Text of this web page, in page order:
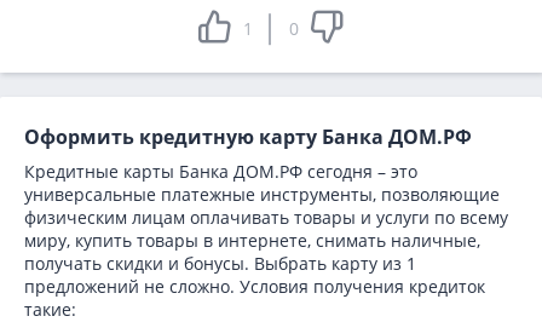
1 0
Оформить кредитную карту Банка ДОМ.РФ
Кредитные карты Банка ДОМ.РФ сегодня – это
универсальные платежные инструменты, позволяющие
физическим лицам оплачивать товары и услуги по всему
миру, купить товары в интернете, снимать наличные,
получать скидки и бонусы. Выбрать карту из 1
предложений не сложно. Условия получения кредиток
такие: